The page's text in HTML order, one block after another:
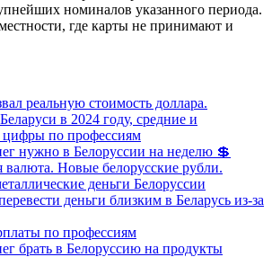
номиналов указанного периода.
где карты не принимают и
реальную стоимость доллара.
в 2024 году, средние и
по профессиям
нужно в Белоруссии на неделю 💲
валюта. Новые белорусские рубли.
деньги Белоруссии
деньги близким в Беларусь из-за
по профессиям
брать в Белоруссию на продукты